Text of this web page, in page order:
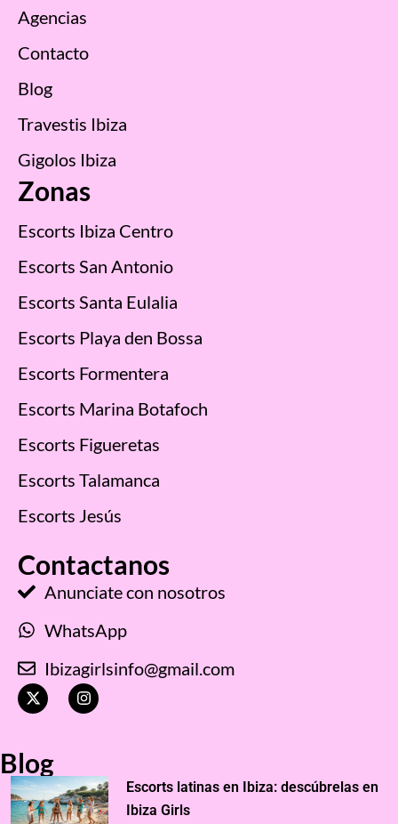
Agencias
Contacto
Blog
Travestis Ibiza
Gigolos Ibiza
Zonas
Escorts Ibiza Centro
Escorts San Antonio
Escorts Santa Eulalia
Escorts Playa den Bossa
Escorts Formentera
Escorts Marina Botafoch
Escorts Figueretas
Escorts Talamanca
Escorts Jesús
Contactanos
Anunciate con nosotros
WhatsApp
Ibizagirlsinfo@gmail.com
X
-
t
t
t
e
r
I
n
s
r
a
m
Blog
Escorts latinas en Ibiza: descúbrelas en
Ibiza Girls